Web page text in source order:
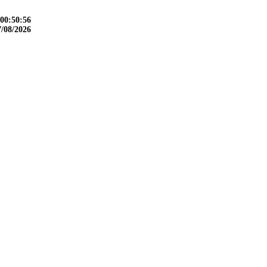
00:50:58
08/2026